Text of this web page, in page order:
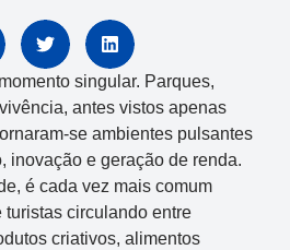
singular. Parques,
antes vistos apenas
se ambientes pulsantes
inovação e geração de renda.
é cada vez mais comum
turistas circulando entre
criativos, alimentos